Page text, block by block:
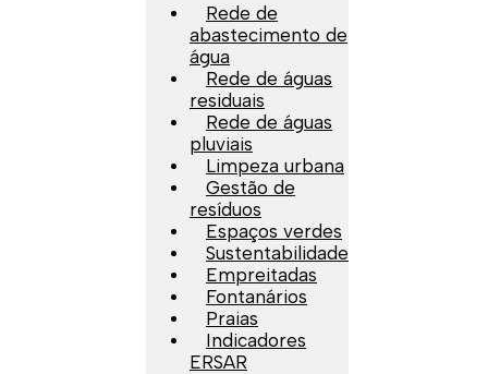
Rede de
abastecimento de
água
Rede de águas
residuais
Rede de águas
pluviais
Limpeza urbana
Gestão de
resíduos
Espaços verdes
Sustentabilidade
Empreitadas
Fontanários
Praias
Indicadores
ERSAR